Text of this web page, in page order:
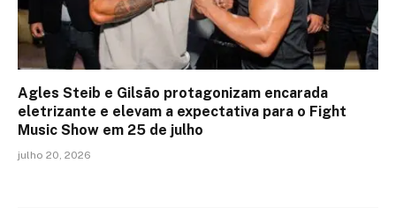
Agles Steib e Gilsão protagonizam encarada
eletrizante e elevam a expectativa para o Fight
Music Show em 25 de julho
julho 20, 2026